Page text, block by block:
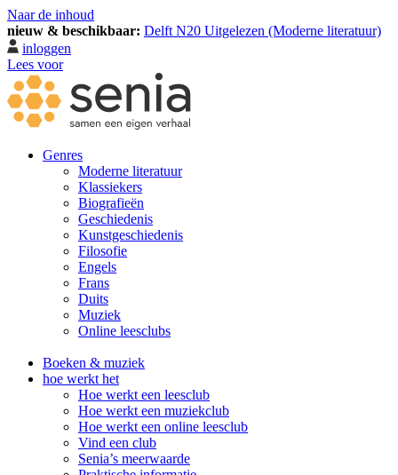
Naar de inhoud
nieuw & beschikbaar: Delft N20 Uitgelezen (Moderne literatuur)
inloggen
Lees voor
Genres
Moderne literatuur
Klassiekers
Biografieën
Geschiedenis
Kunst­geschiedenis
Filosofie
Engels
Frans
Duits
Muziek
Online leesclubs
Boeken & muziek
hoe werkt het
Hoe werkt een leesclub
Hoe werkt een muziekclub
Hoe werkt een online leesclub
Vind een club
Senia’s meerwaarde